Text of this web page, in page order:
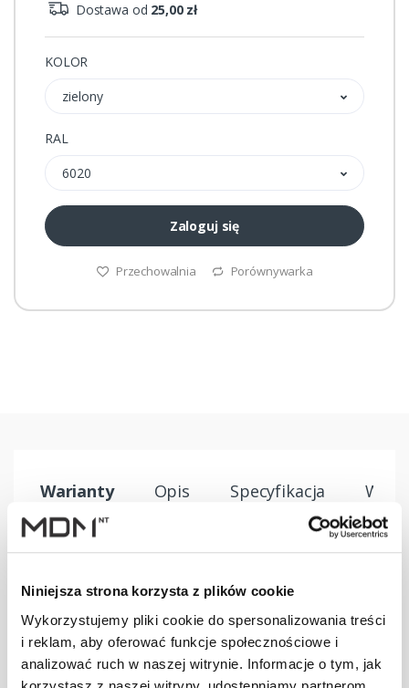
Niniejsza strona korzysta z plików cookie
Wykorzystujemy pliki cookie do spersonalizowania treści
i reklam, aby oferować funkcje społecznościowe i
analizować ruch w naszej witrynie. Informacje o tym, jak
Dostawa od 25,00 zł
KOLOR
zielony
RAL
6020
Zaloguj się
Przechowalnia Porównywarka
Warianty Opis Specyfikacja
Wspornik ławy
komin. DB/DC
brązowy
szt –